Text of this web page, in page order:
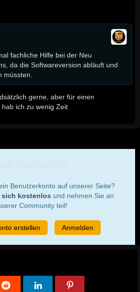
fachliche Hilfe bei der Neu
da die Softwareversion abläuft und
müssten.
gerne, aber für einen
ich zu wenig Zeit
Benutzerkonto auf unserer Seite?
sich kostenlos und nehmen Sie an
Community teil!
erstellen Anmelden